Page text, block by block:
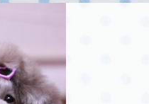
譲ってもらいました♪